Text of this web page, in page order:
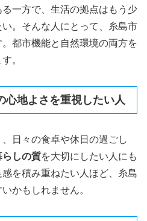
一方で、生活の拠点はもう少
。そんな人にとって、糸島市
都市機能と自然環境の両方を
。
心地よさを重視したい人
日々の食卓や休日の過ごし
らしの質を大切にしたい人にも
を積み重ねたい人ほど、糸島
かもしれません。